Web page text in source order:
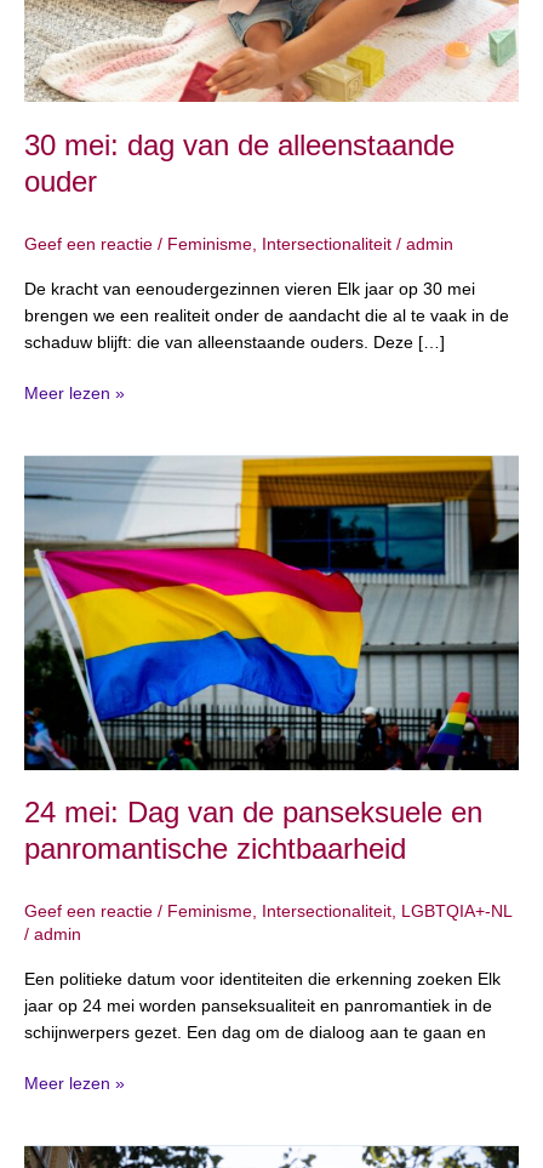
30 mei: dag van de alleenstaande
ouder
Geef een reactie / Feminisme, Intersectionaliteit / admin
De kracht van eenoudergezinnen vieren Elk jaar op 30 mei
brengen we een realiteit onder de aandacht die al te vaak in de
schaduw blijft: die van alleenstaande ouders. Deze […]
Meer lezen »
24 mei: Dag van de panseksuele en
panromantische zichtbaarheid
Geef een reactie / Feminisme, Intersectionaliteit, LGBTQIA+-NL
/ admin
Een politieke datum voor identiteiten die erkenning zoeken Elk
jaar op 24 mei worden panseksualiteit en panromantiek in de
schijnwerpers gezet. Een dag om de dialoog aan te gaan en
24
mei:
van
de
panseksuele
en
panromantische
zichtbaarheid
Meer lezen »
30